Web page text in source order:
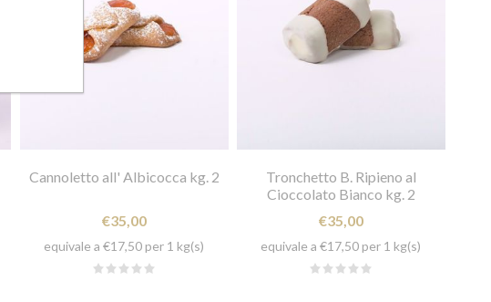
Cannoletto all' Albicocca kg. 2
€35,00
equivale a €17,50 per 1 kg(s)
Tronchetto B. Ripieno al
Cioccolato Bianco kg. 2
€35,00
equivale a €17,50 per 1 kg(s)